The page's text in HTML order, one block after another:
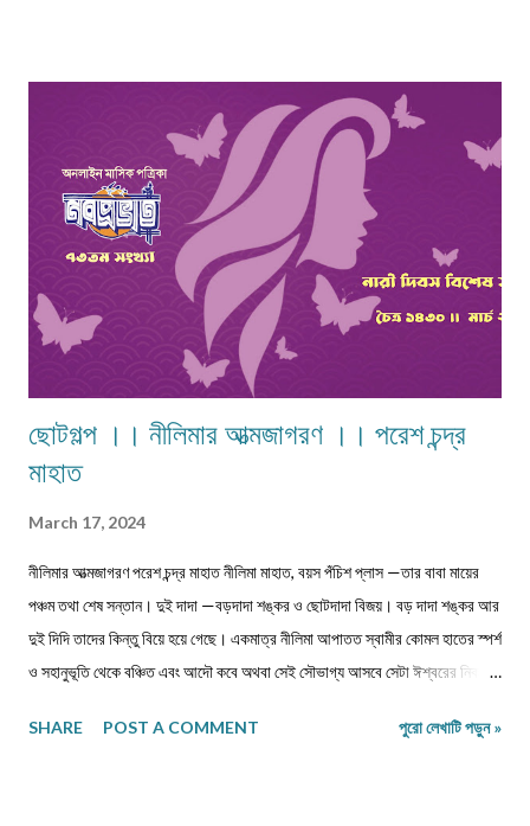
।। সুমন বিপ্লব ফিচার ।। চা দিবস ।। অশোক বন্দ্যোপাধ্যায় ফিচার ।। বর্তমান
প্রেক্ষাপটে আন্তর্জাতিক জীববৈচিত্... রম্যনাটিকা ।। পাত্র দেখা ।। সুশীল বন্দ্যোপাধ্যায়
ভ্রমণকাহিনি মাজান্দারান: কাস্পিয়ান সাগরের তীর... ঝরণার গান শুনতে ।। ...
ছোটগল্প ।। নীলিমার আত্মজাগরণ ।। পরেশ চন্দ্র
মাহাত
March 17, 2024
নীলিমার আত্মজাগরণ পরেশ চন্দ্র মাহাত নীলিমা মাহাত, বয়স পঁচিশ প্লাস —তার বাবা মায়ের
পঞ্চম তথা শেষ সন্তান। দুই দাদা —বড়দাদা শঙ্কর ও ছোটদাদা বিজয়। বড় দাদা শঙ্কর আর
দুই দিদি তাদের কিন্তু বিয়ে হয়ে গেছে। একমাত্র নীলিমা আপাতত স্বামীর কোমল হাতের স্পর্শ
ও সহানুভূতি থেকে বঞ্চিত এবং আদৌ কবে অথবা সেই সৌভাগ্য আসবে সেটা ঈশ্বরের নিকটই
তারও জীবনসঙ্গিনী জুটেনি। মোট সাতজন সদস্য নিয়ে গঠিত সংসার নীলিমাদের পরিবার।
SHARE POST A COMMENT পুরো লেখাটি পড়ুন »